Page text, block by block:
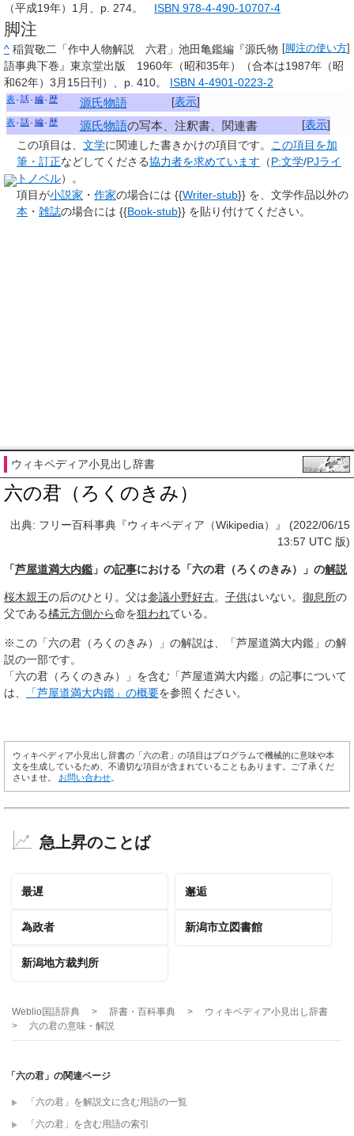
（平成19年）1月、p. 274。 ISBN 978-4-490-10707-4
脚注
脚注の使い方
^ 稲賀敬二「作中人物解説 六君」池田亀鑑編『源氏物
語事典下巻』東京堂出版 1960年（昭和35年）（合本は1987年（昭
和62年）3月15日刊）、p. 410。 ISBN 4-4901-0223-2
[表示]
表 話 編 歴 源氏物語
[表示]
表 話 編 歴 源氏物語の写本、注釈書、関連書
この項目は、 文学に関連した書きかけの項目 です。
この項目を加
筆・訂正などしてくださる協力者を求めています （P:文学/PJライ
トノベル）。
項目が小説家 ・ 作家の場合には {{Writer-stub}} を、文学作品以外の
本 ・ 雑誌の場合には {{Book-stub}} を貼り付けてください。
ウィキペディア小見出し辞書
六の君（ろくのきみ）
出典: フリー百科事典『ウィキペディア（Wikipedia）』 (2022/06/15
13:57 UTC 版)
「芦屋道満大内鑑 」の記事における「六の君（ろくのきみ）」の解説
桜木親王の后のひとり。父は参議小野好古。 子供はいない。 御息所の
父である橘元方側から命を狙われている。
※この「六の君（ろくのきみ）」の解説は、「芦屋道満大内鑑」の解
説の一部です。
「六の君（ろくのきみ）」を含む「芦屋道満大内鑑」の記事について
は、
「芦屋道満大内鑑」の概要を参照ください。
ウィキペディア小見出し辞書の「六の君」の項目はプログラムで機械的に意味や本
文を生成しているため、不適切な項目が含まれていることもあります。ご了承くだ
さいませ。 お問い合わせ
急上昇のことば
最遅 邂逅
為政者 新潟市立図書館
新潟地方裁判所
Weblio国語辞典 > 辞書・百科事典 >
ウィキペディア小見出し辞書
>
六の君の意味・解説
「六の君」の関連ページ
「六の君」を解説文に含む用語の一覧
「六の君」を含む用語の索引